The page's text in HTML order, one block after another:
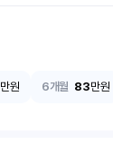
만원 6개월 83만원